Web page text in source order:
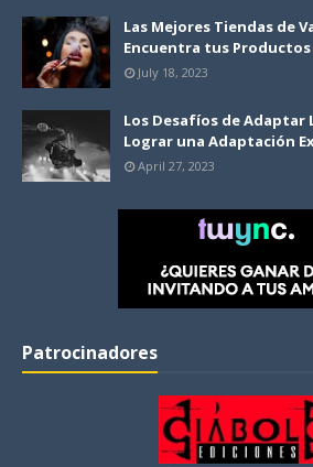
Las Mejores Tiendas de
Encuentra tus
July 18, 2023
Los Desafíos de Adaptar
Lograr una Adaptación
April 27, 2023
Patrocinadores